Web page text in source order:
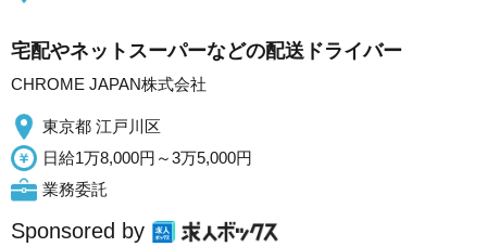
宅配やネットスーパーなどの配送ドライバー
CHROME JAPAN株式会社
東京都 江戸川区
日給1万8,000円～3万5,000円
業務委託
Sponsored by